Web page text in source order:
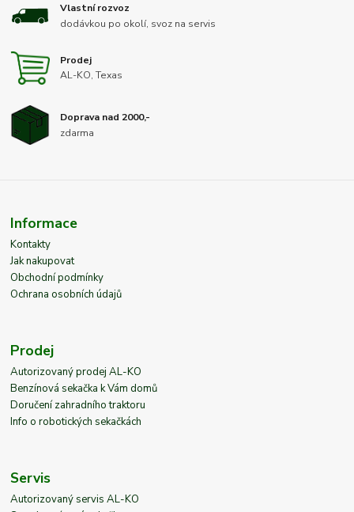
Vlastní rozvoz
dodávkou po okolí, svoz na servis
Prodej
AL-KO, Texas
Doprava nad 2000,-
zdarma
Informace
Kontakty
Jak nakupovat
Obchodní podmínky
Ochrana osobních údajů
Prodej
Autorizovaný prodej AL-KO
Benzínová sekačka k Vám domů
Doručení zahradního traktoru
Info o robotických sekačkách
Servis
Autorizovaný servis AL-KO